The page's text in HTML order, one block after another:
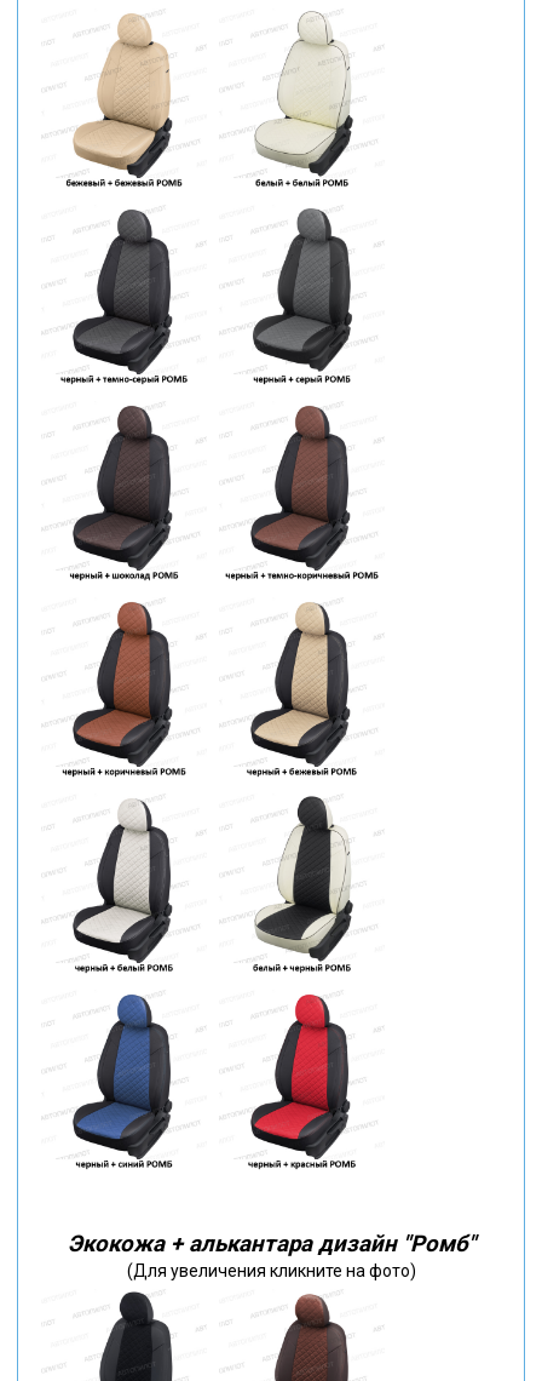
Экокожа + алькантара дизайн "Ромб"
(Для увеличения кликните на фото)